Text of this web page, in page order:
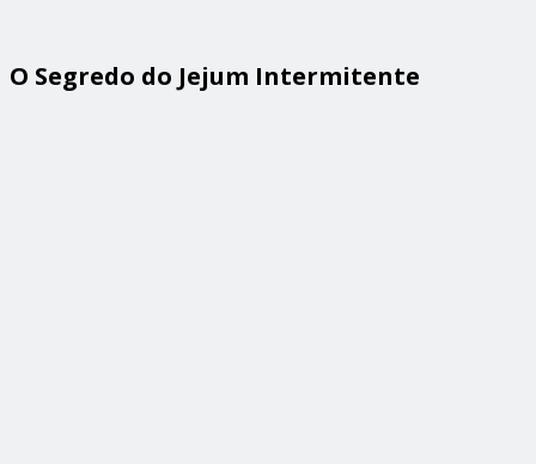
O Segredo do Jejum Intermitente